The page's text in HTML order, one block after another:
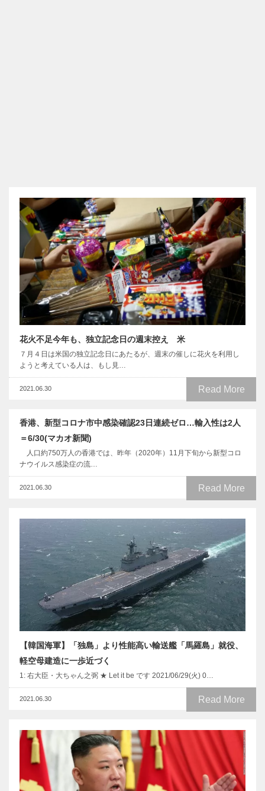
花火不足今年も、独立記念日の週末控え 米
７月４日は米国の独立記念日にあたるが、週末の催しに花火を利用し
ようと考えている人は、もし見…
Read More
2021.06.30
香港、新型コロナ市中感染確認23日連続ゼロ…輸入性は2人
＝6/30(マカオ新聞)
人口約750万人の香港では、昨年（2020年）11月下旬から新型コロ
ナウイルス感染症の流…
Read More
2021.06.30
【韓国海軍】「独島」より性能高い輸送艦「馬羅島」就役、
軽空母建造に一歩近づく
1: 右大臣・大ちゃん之弼 ★ Let it be です 2021/06/29(火) 0…
Read More
2021.06.30